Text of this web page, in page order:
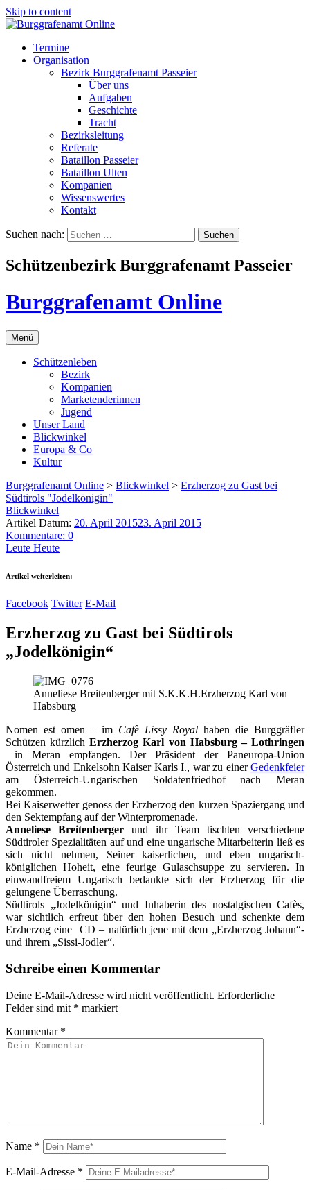
Skip to content
Termine
Organisation
Bezirk Burggrafenamt Passeier
Über uns
Aufgaben
Geschichte
Tracht
Bezirksleitung
Referate
Bataillon Passeier
Bataillon Ulten
Kompanien
Wissenswertes
Kontakt
Suchen nach:
Schützenbezirk Burggrafenamt Passeier
Burggrafenamt Online
Menü
Schützenleben
Bezirk
Kompanien
Marketenderinnen
Jugend
Unser Land
Blickwinkel
Europa & Co
Kultur
Burggrafenamt Online > Blickwinkel > Erzherzog zu Gast bei
Südtirols "Jodelkönigin"
Blickwinkel
Artikel Datum: 20. April 201523. April 2015
Kommentare: 0
Leute Heute
Artikel weiterleiten:
Facebook Twitter E-Mail
Erzherzog zu Gast bei Südtirols
„Jodelkönigin“
Anneliese Breitenberger mit S.K.K.H.Erzherzog Karl von
Habsburg
Nomen est omen – im Cafè Lissy Royal haben die Burggräfler
Schützen kürzlichErzherzog Karl von Habsburg – Lothringen
in Meran empfangen. Der Präsident der Paneuropa-Union
Österreich und Enkelsohn Kaiser Karls I., war zu einerGedenkfeier
am Österreich-Ungarischen Soldatenfriedhof nach Meran
gekommen.
Bei Kaiserwetter genoss der Erzherzog den kurzen Spaziergang und
den Sektempfang auf der Winterpromenade.
Anneliese Breitenberger und ihr Team tischten verschiedene
Südtiroler Spezialitäten auf und eine ungarische Mitarbeiterin ließ es
sich nicht nehmen, Seiner kaiserlichen, und eben ungarisch-
königlichen Hoheit, eine feurige Gulaschsuppe zu servieren. In
einwandfreiem Ungarisch bedankte sich der Erzherzog für die
gelungene Überraschung.
Südtirols „Jodelkönigin“ und Inhaberin des nostalgischen Cafès,
war sichtlich erfreut über den hohen Besuch und schenkte dem
Erzherzog eine CD – natürlich jene mit dem „Erzherzog Johann“-
und ihrem „Sissi-Jodler“.
Schreibe einen Kommentar
Deine E-Mail-Adresse wird nicht veröffentlicht. Erforderliche
Felder sind mit * markiert
Kommentar *
Name *
E-Mail-Adresse *